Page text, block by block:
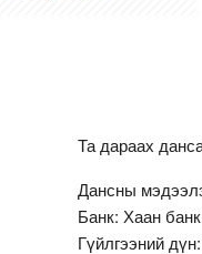
Та дараах
Дансны
Банк: Хаан
Гүйлгээний дүн: